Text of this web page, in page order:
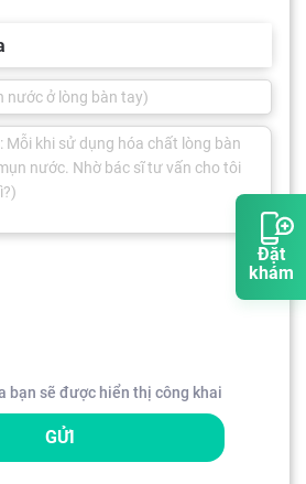
Đặt
khám
bạn sẽ được hiển thị công khai
GỬI